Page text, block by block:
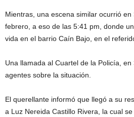
Mientras, una escena similar ocurrió
febrero, a eso de las 5:41 pm, donde
vida en el barrio Caín Bajo, en el
Una llamada al Cuartel de la Policía,
agentes sobre la situación.
El querellante informó que llegó a su
a Luz Nereida Castillo Rivera, la cual